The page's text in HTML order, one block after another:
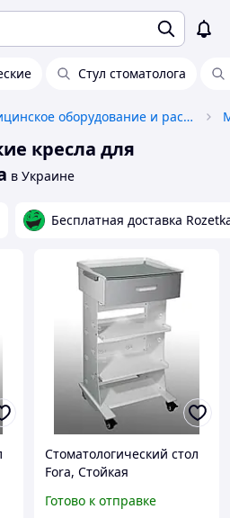
Стул стоматолога
Медицинское оборудование и расходные материалы
кресла для
в Украине
Бесплатная доставка
Стоматологический стол
Fora, Стойкая
для инструментария и
Готово к отправке